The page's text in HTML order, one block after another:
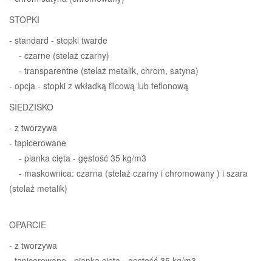
STOPKI
- standard - stopki twarde
- czarne (stelaż czarny)
- transparentne (stelaż metalik, chrom, satyna)
- opcja - stopki z wkładką filcową lub teflonową
SIEDZISKO
- z tworzywa
- tapicerowane
- pianka cięta - gęstość 35 kg/m3
- maskownica: czarna (stelaż czarny i chromowany ) i szara
(stelaż metalik)
OPARCIE
- z tworzywa